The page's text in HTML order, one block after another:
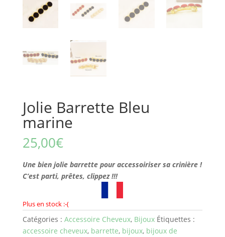
Jolie Barrette Bleu
marine
25,00€
Une bien jolie barrette pour accessoiriser sa crinière !
C’est parti, prêtes, clippez !!!
Plus en stock :-(
Catégories : Accessoire Cheveux, Bijoux Étiquettes :
accessoire cheveux, barrette, bijoux, bijoux de